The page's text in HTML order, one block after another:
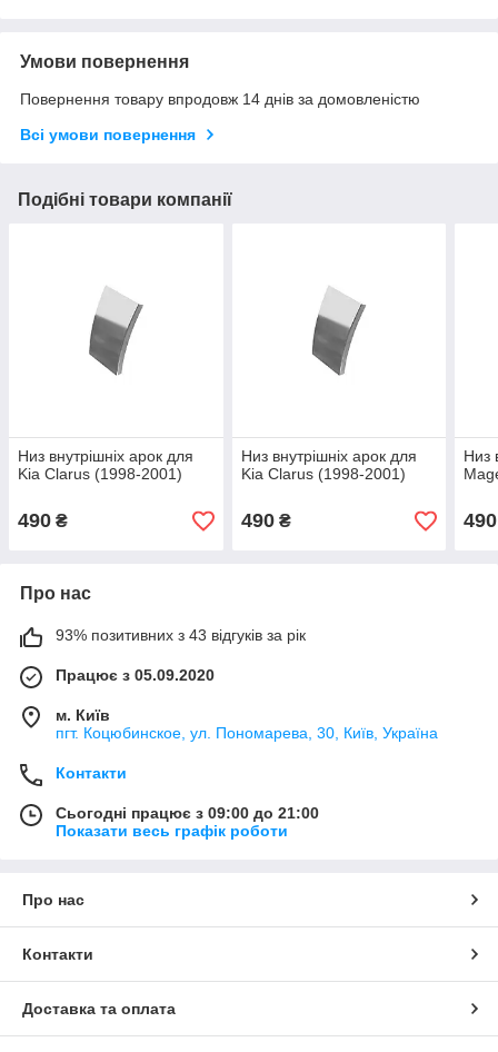
Умови повернення
Повернення товару впродовж 14 днів за домовленістю
Всі умови повернення
Подібні товари компанії
Низ внутрішніх арок для
Kia Clarus (1998-2001)
490 ₴
Низ внутрішніх арок для
Kia Clarus (1998-2001)
490₴
Низ
490
Про нас
93% позитивних з 43 відгуків за рік
Працює з 05.09.2020
м. Київ
пгт. Коцюбинское, ул. Пономарева, 30, Київ, Україна
Контакти
Сьогодні працює з 09:00 до 21:00
Показати весь графік роботи
Про нас
Контакти
Доставка та оплата